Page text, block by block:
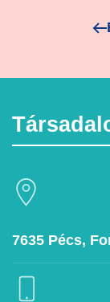
7635 Pécs,